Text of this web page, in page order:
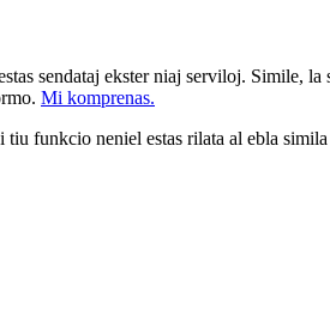
sendataj ekster niaj serviloj. Simile,
Mi komprenas.
funkcio neniel estas rilata al ebla